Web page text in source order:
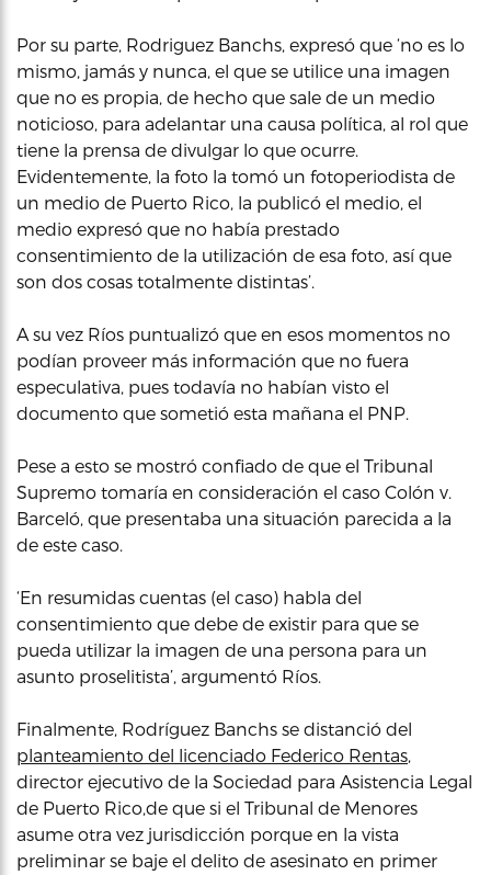
Por su parte, Rodriguez Banchs, expresó que ‘no es lo
mismo, jamás y nunca, el que se utilice una imagen
que no es propia, de hecho que sale de un medio
noticioso, para adelantar una causa política, al rol que
tiene la prensa de divulgar lo que ocurre.
Evidentemente, la foto la tomó un fotoperiodista de
un medio de Puerto Rico, la publicó el medio, el
medio expresó que no había prestado
consentimiento de la utilización de esa foto, así que
son dos cosas totalmente distintas’.
A su vez Ríos puntualizó que en esos momentos no
podían proveer más información que no fuera
especulativa, pues todavía no habían visto el
documento que sometió esta mañana el PNP.
Pese a esto se mostró confiado de que el Tribunal
Supremo tomaría en consideración el caso Colón v.
Barceló, que presentaba una situación parecida a la
de este caso.
‘En resumidas cuentas (el caso) habla del
consentimiento que debe de existir para que se
pueda utilizar la imagen de una persona para un
asunto proselitista’, argumentó Ríos.
Finalmente, Rodríguez Banchs se distanció del
planteamiento del licenciado Federico Rentas,
director ejecutivo de la Sociedad para Asistencia Legal
de Puerto Rico,de que si el Tribunal de Menores
asume otra vez jurisdicción porque en la vista
preliminar se baje el delito de asesinato en primer